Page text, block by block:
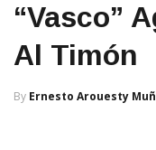
“Vasco”
Al Timón
By Ernesto Arouesty